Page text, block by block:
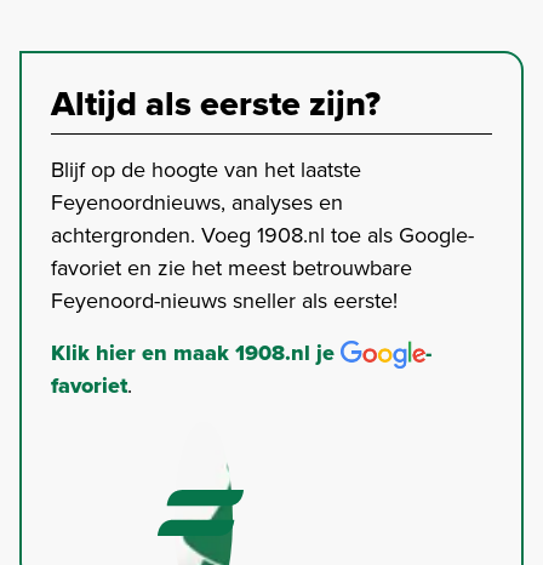
Altijd als eerste zijn?
Blijf op de hoogte van het laatste
Feyenoordnieuws, analyses en
achtergronden. Voeg 1908.nl toe als Google-
favoriet en zie het meest betrouwbare
Feyenoord-nieuws sneller als eerste!
Klik hier en maak 1908.nl je
-
favoriet.